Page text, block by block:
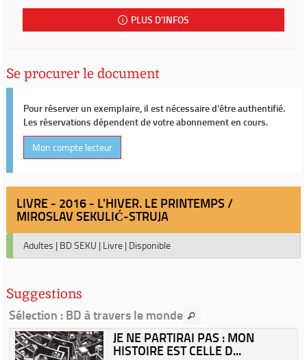
PLUS D'INFOS
Se procurer le document
Pour réserver un exemplaire, il est nécessaire d'être authentifié.
Les réservations dépendent de votre abonnement en cours.
Mon compte lecteur
LIVRE - 2016 - L'HIVER. LE PRINTEMPS /
MIROSLAV SEKULIĆ-STRUJA
Adultes | BD SEKU | Livre | Disponible
Suggestions
Sélection : BD à travers le monde
JE NE PARTIRAI PAS : MON
HISTOIRE EST CELLE D...